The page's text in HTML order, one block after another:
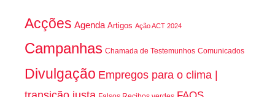
Acções Agenda Artigos Ação ACT 2024
Campanhas Chamada de Testemunhos Comunicados
Divulgação Empregos para o clima |